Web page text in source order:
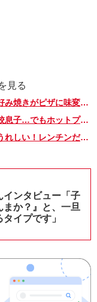
見る
関西あるある!?冷凍お好み焼きがピザに味変!不登校息子の「飽きた…」が生んだ神アレンジ!【不登校息子のおひるごはん37】
コンロの火が怖い不登校息子…でもホットプレートなら楽しい！きっとどこかにある、息子の居場所【不登校息子のおひるごはん35】
息子からのほめ言葉がうれしい！レンチンだけで“三色そぼろ丼”のできあがり‼【不登校息子のおひるごはん48】
インタビュー「子
まか？』と、一旦
イプです」